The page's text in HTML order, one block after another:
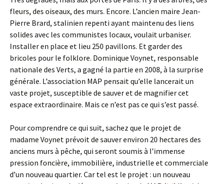
fleurs, des oiseaux, des murs. Encore. L’ancien maire Jean-
Pierre Brard, stalinien repenti ayant maintenu des liens
solides avec les communistes locaux, voulait urbaniser.
Installer en place et lieu 250 pavillons. Et garder des
bricoles pour le folklore. Dominique Voynet, responsable
nationale des Verts, a gagné la partie en 2008, à la surprise
générale. L’association MAP pensait qu’elle lancerait un
vaste projet, susceptible de sauver et de magnifier cet
espace extraordinaire. Mais ce n’est pas ce qui s’est passé.
Pour comprendre ce qui suit, sachez que le projet de
madame Voynet prévoit de sauver environ 20 hectares des
anciens murs à pêche, qui seront soumis à l’immense
pression foncière, immobilière, industrielle et commerciale
d’un nouveau quartier. Car tel est le projet : un nouveau